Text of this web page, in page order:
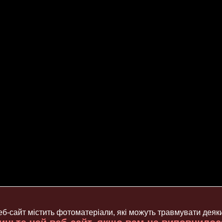
сайт містить фотоматеріали, які можуть травмувати